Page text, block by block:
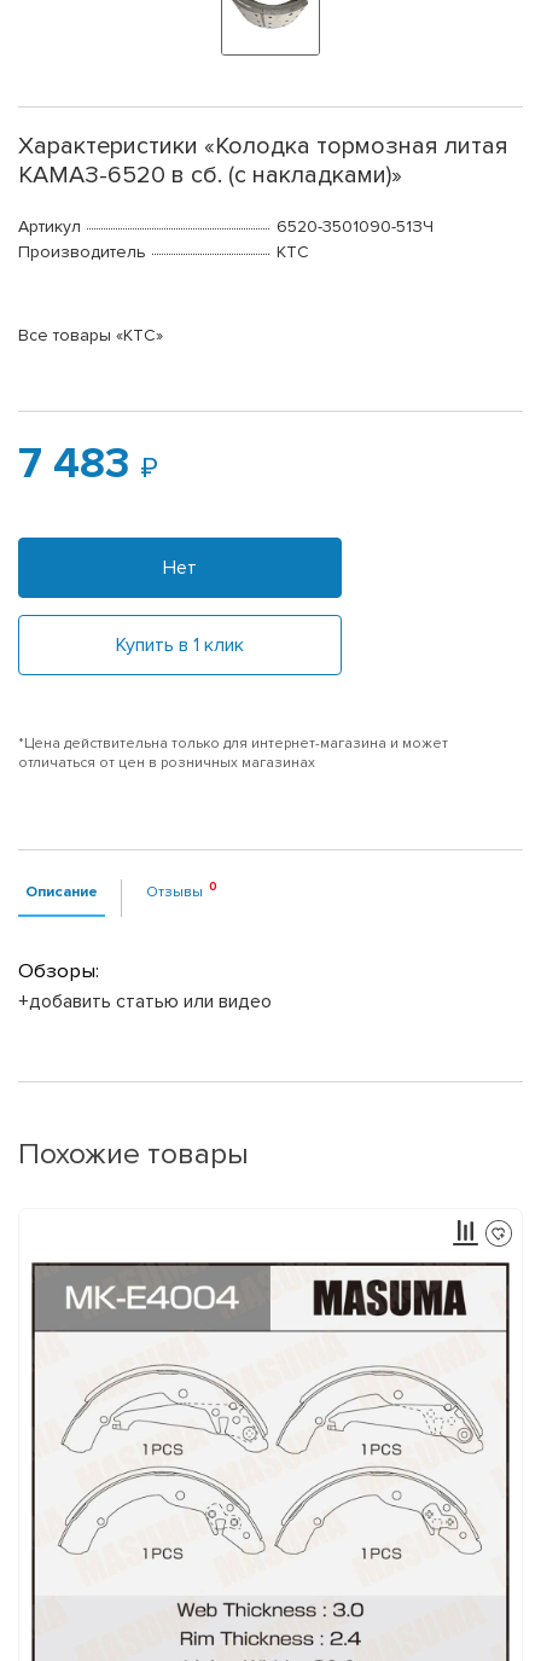
Характеристики «Колодка тормозная литая
КАМАЗ-6520 в сб. (с накладками)»
Артикул
6520-3501090-51ЗЧ
Производитель
КТС
Все товары «КТС»
7 483
Нет
Купить в 1 клик
*Цена действительна только для интернет-магазина и может
отличаться от цен в розничных магазинах
Описание Отзывы
Обзоры:
+добавить статью или видео
Похожие товары